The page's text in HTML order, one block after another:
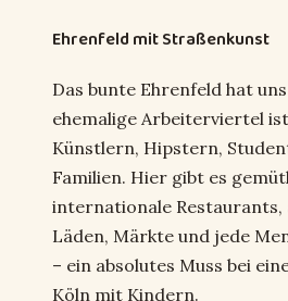
Ehrenfeld mit Straßenkunst
Das bunte Ehrenfeld hat
ehemalige Arbeiterviertel
Künstlern, Hipstern,
Familien. Hier gibt es
internationale Restaurants,
Läden, Märkte und jede
– ein absolutes Muss bei
Köln mit Kindern.